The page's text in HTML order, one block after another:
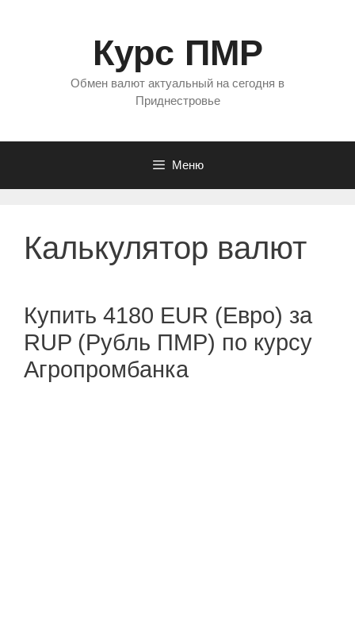
Курс ПМР
Обмен валют актуальный на сегодня в
Приднестровье
Меню
Калькулятор валют
Купить 4180 EUR (Евро) за
RUP (Рубль ПМР) по курсу
Агропромбанка